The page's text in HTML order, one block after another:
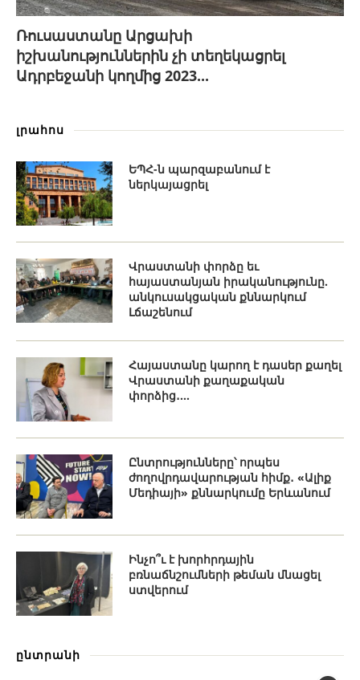
Ռուսաստանը Արցախի
իշխանություններին չի տեղեկացրել
Ադրբեջանի կողմից 2023...
լրահոս
ԵՊՀ-ն պարզաբանում է
ներկայացրել
Վրաստանի փորձը եւ
հայաստանյան իրականությունը.
անկուսակցական քննարկում
Լճաշենում
Հայաստանը կարող է դասեր քաղել
Վրաստանի քաղաքական
փորձից․...
Ընտրությունները՝ որպես
ժողովրդավարության հիմք․ «Ալիք
Մեդիայի» քննարկումը Երևանում
Ինչո՞ւ է խորհրդային
բռնաճնշումների թեման մնացել
ստվերում
ընտրանի